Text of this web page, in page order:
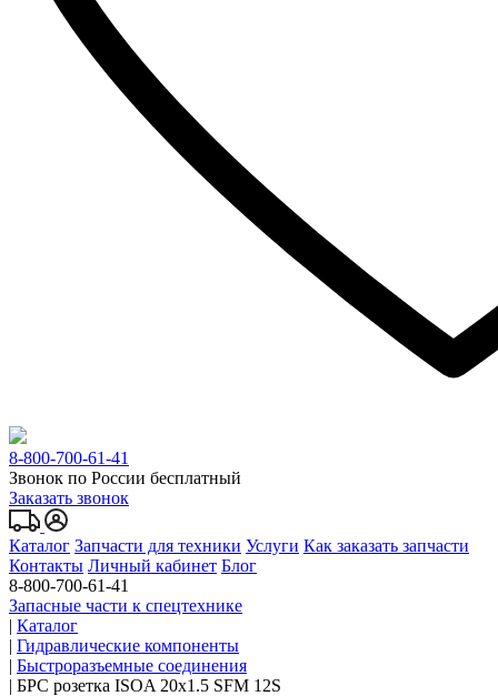
8-800-700-61-41
Звонок по России бесплатный
Заказать звонок
Каталог Запчасти для техники Услуги Как заказать запчасти
Контакты Личный кабинет Блог
8-800-700-61-41
Запасные части к спецтехнике
| Каталог
| Гидравлические компоненты
| Быстроразъемные соединения
| БРС розетка ISOA 20x1.5 SFM 12S